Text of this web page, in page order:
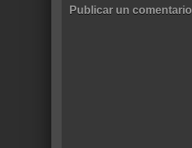
Publicar un comentario